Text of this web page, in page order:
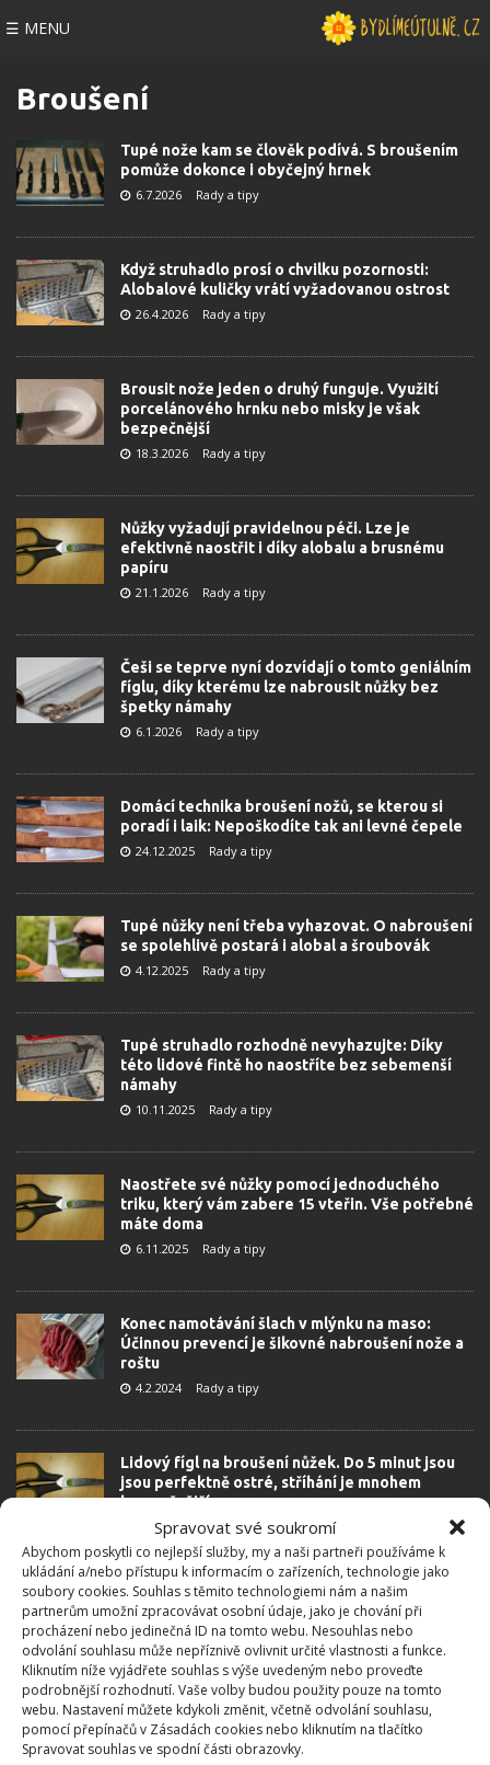
Spravovat své soukromí
Abychom poskytli co nejlepší služby, my a naši partneři používáme k
ukládání a/nebo přístupu k informacím o zařízeních, technologie jako
soubory cookies. Souhlas s těmito technologiemi nám a našim
partnerům umožní zpracovávat osobní údaje, jako je chování při
procházení nebo jedinečná ID na tomto webu. Nesouhlas nebo
odvolání souhlasu může nepříznivě ovlivnit určité vlastnosti a funkce.
Kliknutím níže vyjádřete souhlas s výše uvedeným nebo proveďte
podrobnější rozhodnutí. Vaše volby budou použity pouze na tomto
webu. Nastavení můžete kdykoli změnit, včetně odvolání souhlasu,
pomocí přepínačů v Zásadách cookies nebo kliknutím na tlačítko
Spravovat souhlas ve spodní části obrazovky.
☰ MENU
Broušení
Tupé nože kam se člověk podívá. S broušením
pomůže dokonce i obyčejný hrnek
6.7.2026 Rady a tipy
Když struhadlo prosí o chvilku pozornosti:
Alobalové kuličky vrátí vyžadovanou ostrost
26.4.2026 Rady a tipy
Brousit nože jeden o druhý funguje. Využití
porcelánového hrnku nebo misky je však
bezpečnější
18.3.2026 Rady a tipy
Nůžky vyžadují pravidelnou péči. Lze je
efektivně naostřit i díky alobalu a brusnému
papíru
21.1.2026 Rady a tipy
Češi se teprve nyní dozvídají o tomto geniálním
fíglu, díky kterému lze nabrousit nůžky bez
špetky námahy
6.1.2026 Rady a tipy
Domácí technika broušení nožů, se kterou si
poradí i laik: Nepoškodíte tak ani levné čepele
24.12.2025 Rady a tipy
Tupé nůžky není třeba vyhazovat. O nabroušení
se spolehlivě postará i alobal a šroubovák
4.12.2025 Rady a tipy
Tupé struhadlo rozhodně nevyhazujte: Díky
této lidové fintě ho naostříte bez sebemenší
námahy
10.11.2025 Rady a tipy
Naostřete své nůžky pomocí jednoduchého
triku, který vám zabere 15 vteřin. Vše potřebné
máte doma
6.11.2025 Rady a tipy
Konec namotávání šlach v mlýnku na maso:
Účinnou prevencí je šikovné nabroušení nože a
roštu
4.2.2024 Rady a tipy
Lidový fígl na broušení nůžek. Do 5 minut jsou
jsou perfektně ostré, stříhání je mnohem
bezpečnější
5.12.2022 Rady a tipy
V případě, že struhadlo přestane plnit svou
funkci, je na čase ho nabrousit. O vše se postará
hřebík nebo alobal
28.11.2022 Rady a tipy
1 2 3 »